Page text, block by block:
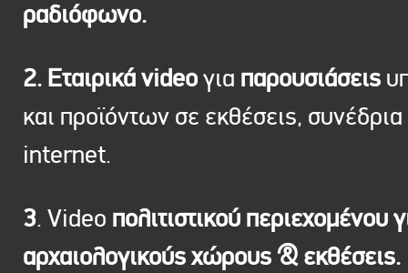
ραδιόφωνο.
2. Εταιρικά videoγια παρουσιάσεις
και προϊόντων σε εκθέσεις, συνέδρια
internet.
3. Video πολιτιστικού περιεχομένου
αρχαιολογικούς χώρους & εκθέσεις.